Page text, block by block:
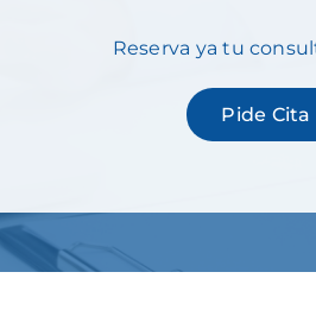
Reserva ya tu
Pide Cita